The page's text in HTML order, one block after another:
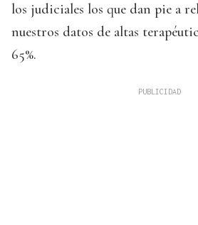
los judiciales los que dan pie a
nuestros datos de altas
65%.